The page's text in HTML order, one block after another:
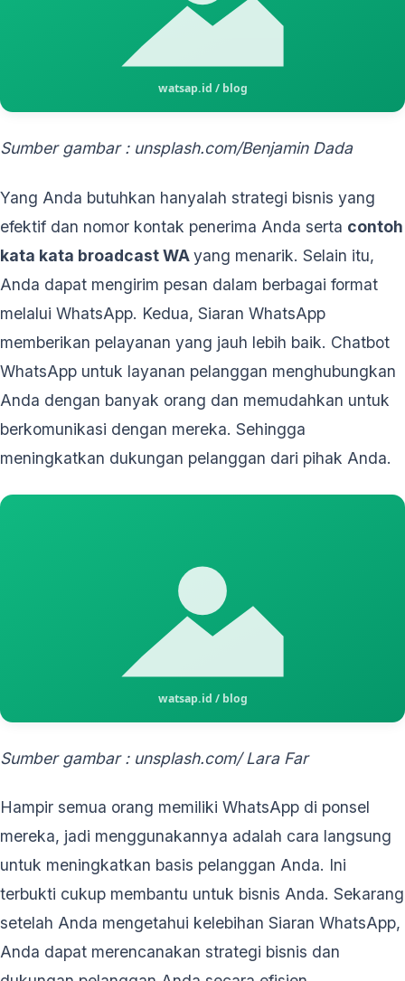
Sumber gambar : unsplash.com/Benjamin Dada
Yang Anda butuhkan hanyalah strategi bisnis yang
efektif dan nomor kontak penerima Anda serta contoh
kata kata broadcast WAyang menarik. Selain itu,
Anda dapat mengirim pesan dalam berbagai format
melalui WhatsApp. Kedua, Siaran WhatsApp
memberikan pelayanan yang jauh lebih baik. Chatbot
WhatsApp untuk layanan pelanggan menghubungkan
Anda dengan banyak orang dan memudahkan untuk
berkomunikasi dengan mereka. Sehingga
meningkatkan dukungan pelanggan dari pihak Anda.
Sumber gambar : unsplash.com/ Lara Far
Hampir semua orang memiliki WhatsApp di ponsel
mereka, jadi menggunakannya adalah cara langsung
untuk meningkatkan basis pelanggan Anda. Ini
terbukti cukup membantu untuk bisnis Anda. Sekarang
setelah Anda mengetahui kelebihan Siaran WhatsApp,
Anda dapat merencanakan strategi bisnis dan